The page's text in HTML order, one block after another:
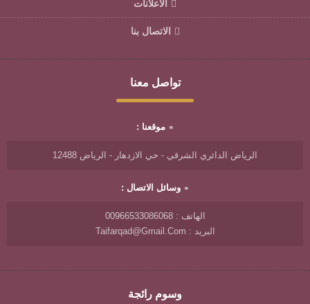
الاعلانات
الاتصال بنا
تواصل معنا
موقعنا :
الرياض الدائري الشرقي - حي الازدهار - الرياض 12488
وسائل الاتصال :
الهاتف : 00966533086068
البريد : Taifarqad@gmail.com
وسوم رائجة